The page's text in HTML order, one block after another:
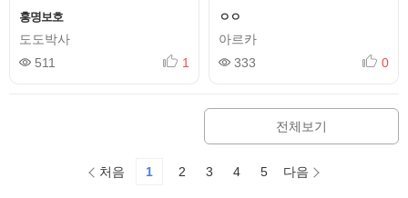
홍명보호
도도박사
511
1
ㅇㅇ
아르카
333
0
전체보기
처음 1 2 3 4 5 다음